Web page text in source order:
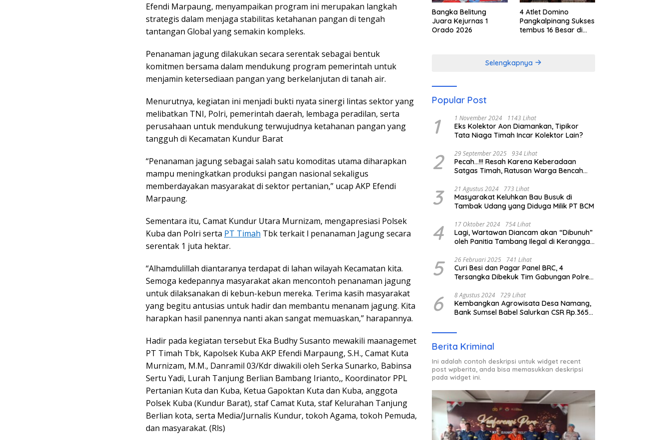
Efendi Marpaung, menyampaikan program ini merupakan langkah
strategis dalam menjaga stabilitas ketahanan pangan di tengah
tantangan Global yang semakin kompleks.
Penanaman jagung dilakukan secara serentak sebagai bentuk
komitmen bersama dalam mendukung program pemerintah untuk
menjamin ketersediaan pangan yang berkelanjutan di tanah air.
Menurutnya, kegiatan ini menjadi bukti nyata sinergi lintas sektor yang
melibatkan TNI, Polri, pemerintah daerah, lembaga peradilan, serta
perusahaan untuk mendukung terwujudnya ketahanan pangan yang
tangguh di Kecamatan Kundur Barat
“Penanaman jagung sebagai salah satu komoditas utama diharapkan
mampu meningkatkan produksi pangan nasional sekaligus
memberdayakan masyarakat di sektor pertanian,” ucap AKP Efendi
Marpaung.
Sementara itu, Camat Kundur Utara Murnizam, mengapresiasi Polsek
Kuba dan Polri serta PT Timah Tbk terkait l penanaman Jagung secara
serentak 1 juta hektar.
“Alhamdulillah diantaranya terdapat di lahan wilayah Kecamatan kita.
Semoga kedepannya masyarakat akan mencontoh penanaman jagung
untuk dilaksanakan di kebun-kebun mereka. Terima kasih masyarakat
yang begitu antusias untuk hadir dan membantu menanam jagung. Kita
harapkan hasil panennya nanti akan sangat memuaskan,” harapannya.
Hadir pada kegiatan tersebut Eka Budhy Susanto mewakili maanagemet
PT Timah Tbk, Kapolsek Kuba AKP Efendi Marpaung, S.H., Camat Kuta
Murnizam, M.M., Danramil 03/Kdr diwakili oleh Serka Sunarko, Babinsa
Sertu Yadi, Lurah Tanjung Berlian Bambang Irianto,, Koordinator PPL
Pertanian Kuta dan Kuba, Ketua Gapoktan Kuta dan Kuba, anggota
Polsek Kuba (Kundur Barat), staf Camat Kuta, staf Kelurahan Tanjung
Berlian kota, serta Media/Jurnalis Kundur, tokoh Agama, tokoh Pemuda,
dan masyarakat. (Rls)
Bangka Belitung
Juara Kejurnas 1
Orado 2026
4 Atlet Domino
Pangkalpinang Sukses
tembus 16 Besar di
Selengkapnya
Popular Post
1 1 November 2024 1143 Lihat
Eks Kolektor Aon Diamankan, Tipikor
Tata Niaga Timah Incar Kolektor Lain?
2 29 September 2025 934 Lihat
Pecah…!!! Resah Karena Keberadaan
Satgas Timah, Ratusan Warga Bencah
3 21 Agustus 2024 773 Lihat
Masyarakat Keluhkan Bau Busuk di
Tambak Udang yang Diduga Milik PT BCM
4 17 Oktober 2024 754 Lihat
Lagi, Wartawan Diancam akan “Dibunuh”
oleh Panitia Tambang Ilegal di Keranggan
5 26 Februari 2025 741 Lihat
Curi Besi dan Pagar Panel BRC, 4
Tersangka Dibekuk Tim Gabungan Polres
6 8 Agustus 2024 729 Lihat
Kembangkan Agrowisata Desa Namang,
Bank Sumsel Babel Salurkan CSR Rp.365
Berita Kriminal
Ini adalah contoh deskripsi untuk widget recent
post wpberita, anda bisa memasukkan deskripsi
pada widget ini.